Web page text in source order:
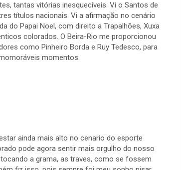
tantas vitórias inesquecíveis. Vi o Santos de
títulos nacionais. Vi a afirmação no cenário
do Papai Noel, com direito a Trapalhões, Xuxa
colorados. O Beira-Rio me proporcionou
como Pinheiro Borda e Ruy Tedesco, para
momentos.
ainda mais alto no cenario do esporte
pode agora sentir mais orgulho do nosso
a grama, as traves, como se fossem